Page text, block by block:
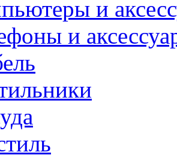
и
и